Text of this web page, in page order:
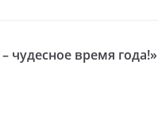
чудесное время года!»